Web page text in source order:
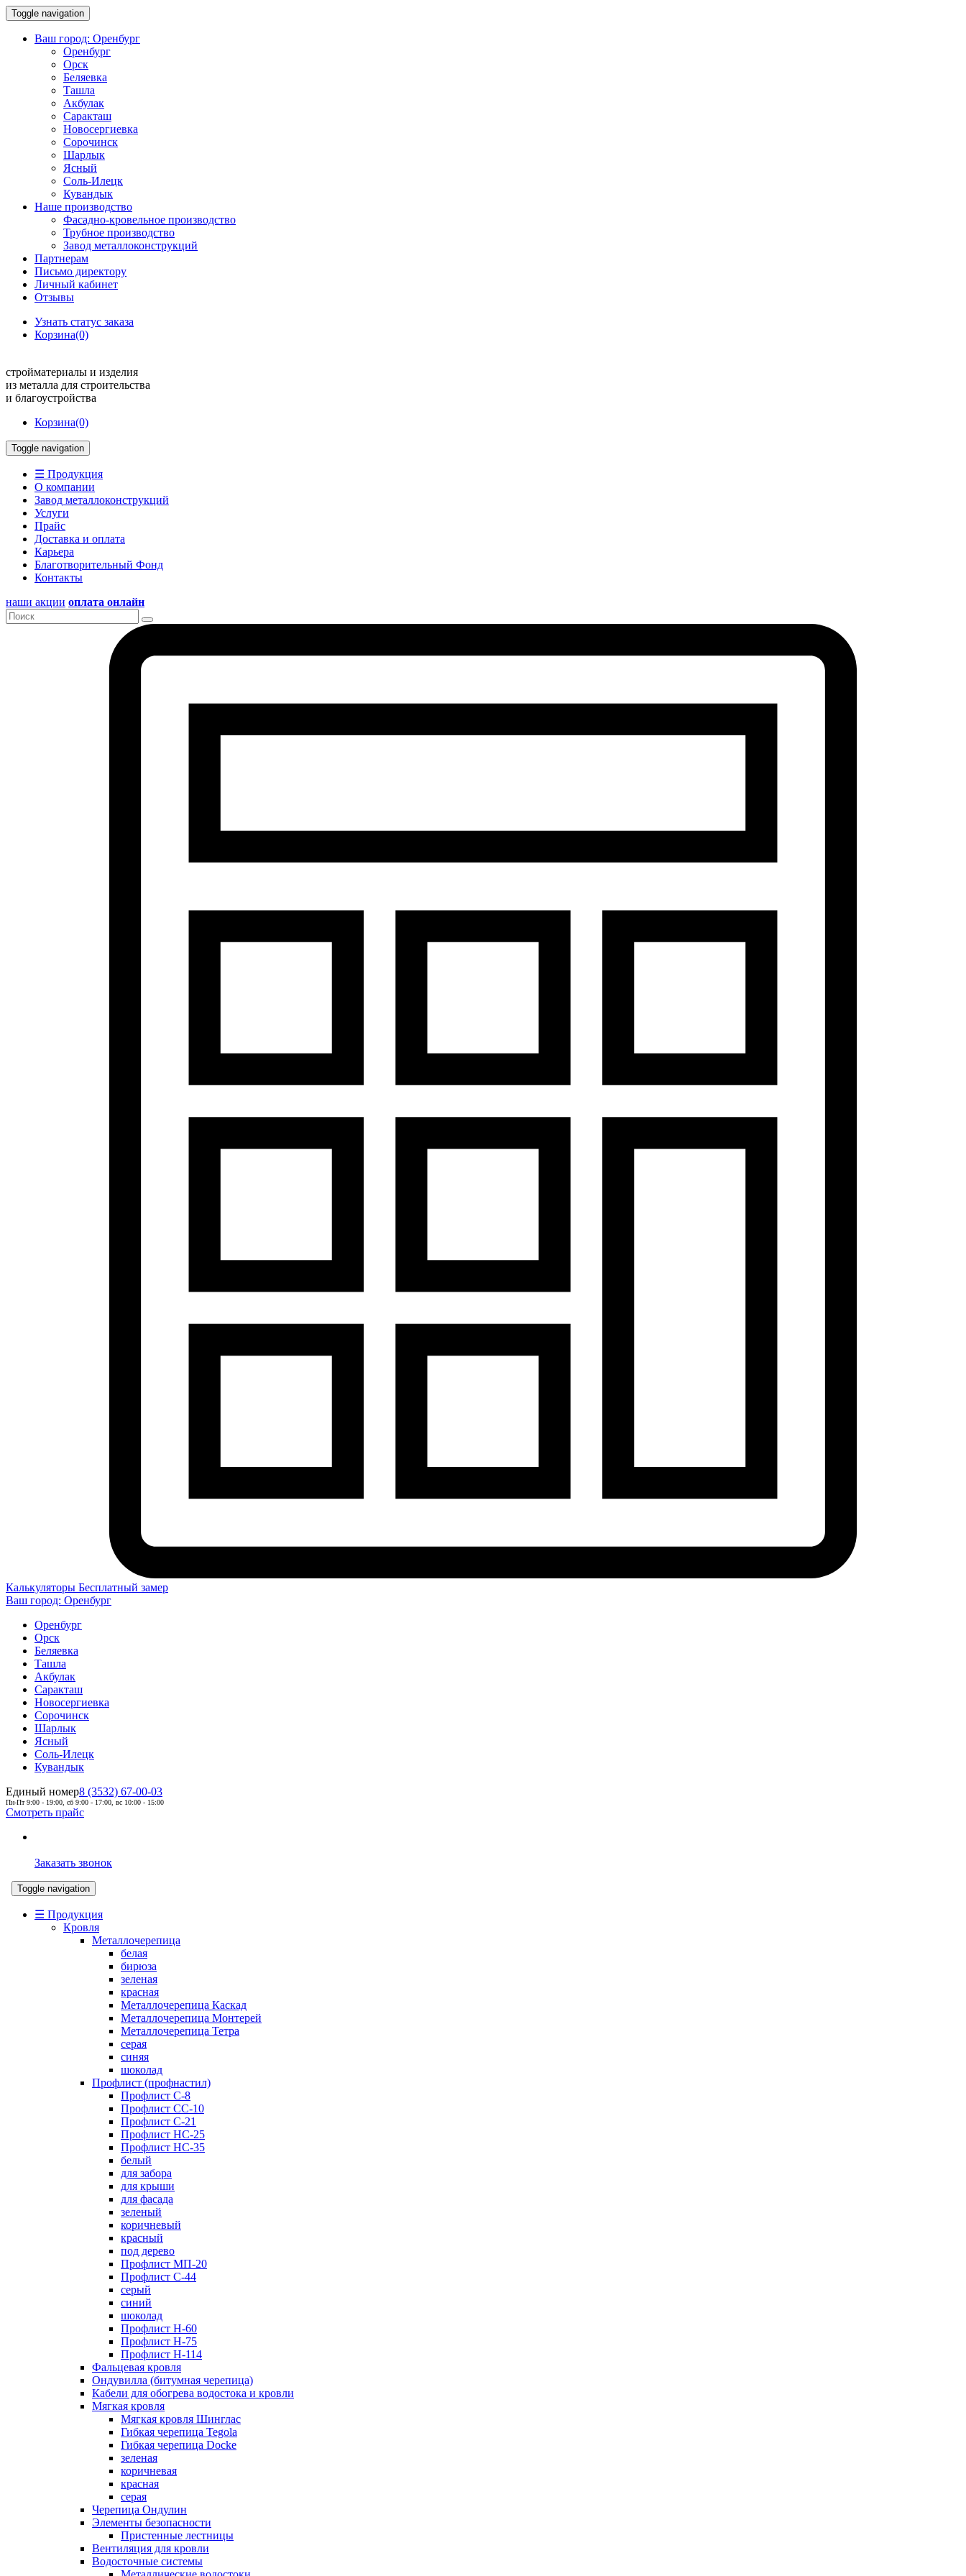
Toggle navigation
Ваш город: Оренбург
Оренбург
Орск
Беляевка
Ташла
Акбулак
Саракташ
Новосергиевка
Сорочинск
Шарлык
Ясный
Соль-Илецк
Кувандык
Наше производство
Фасадно-кровельное производство
Трубное производство
Завод металлоконструкций
Партнерам
Письмо директору
Личный кабинет
Отзывы
Узнать статус заказа
Корзина(0)
стройматериалы и изделия
из металла для строительства
и благоустройства
Корзина(0)
Toggle navigation
☰ Продукция
О компании
Завод металлоконструкций
Услуги
Прайс
Доставка и оплата
Карьера
Благотворительный Фонд
Контакты
наши акции оплата онлайн
Калькуляторы Бесплатный замер
Ваш город: Оренбург
Оренбург
Орск
Беляевка
Ташла
Акбулак
Саракташ
Новосергиевка
Сорочинск
Шарлык
Ясный
Соль-Илецк
Кувандык
Единый номер8 (3532) 67-00-03
Пн-Пт 9:00 - 19:00, сб 9:00 - 17:00, вс 10:00 - 15:00
Смотреть прайс
Заказать звонок
Toggle navigation
☰ Продукция
Кровля
Металлочерепица
белая
бирюза
зеленая
красная
Металлочерепица Каскад
Металлочерепица Монтерей
Металлочерепица Тетра
серая
синяя
шоколад
Профлист (профнастил)
Профлист С-8
Профлист СС-10
Профлист C-21
Профлист НС-25
Профлист НС-35
белый
для забора
для крыши
для фасада
зеленый
коричневый
красный
под дерево
Профлист МП-20
Профлист С-44
серый
синий
шоколад
Профлист Н-60
Профлист Н-75
Профлист H-114
Фальцевая кровля
Ондувилла (битумная черепица)
Кабели для обогрева водостока и кровли
Мягкая кровля
Мягкая кровля Шинглас
Гибкая черепица Tegola
Гибкая черепица Docke
зеленая
коричневая
красная
серая
Черепица Ондулин
Элементы безопасности
Пристенные лестницы
Вентиляция для кровли
Водосточные системы